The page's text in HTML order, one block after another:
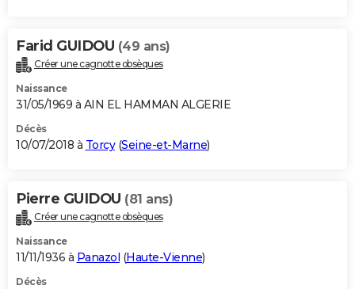
Farid GUIDOU (49 ans)
Créer une cagnotte obsèques
Naissance
31/05/1969 à AIN EL HAMMAN ALGERIE
Décès
10/07/2018 à Torcy(Seine-et-Marne)
Pierre GUIDOU (81 ans)
Créer une cagnotte obsèques
Naissance
11/11/1936 à Panazol (Haute-Vienne)
Décès